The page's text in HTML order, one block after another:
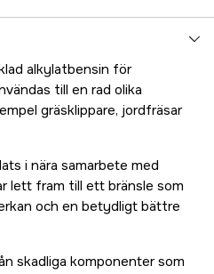
alkylatbensin för
till en rad olika
gräsklippare, jordfräsar
i nära samarbete med
lett fram till ett bränsle som
och en betydligt bättre
skadliga komponenter som